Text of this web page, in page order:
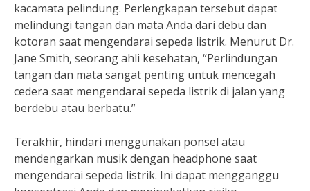
kacamata pelindung. Perlengkapan tersebut dapat
melindungi tangan dan mata Anda dari debu dan
kotoran saat mengendarai sepeda listrik. Menurut Dr.
Jane Smith, seorang ahli kesehatan, “Perlindungan
tangan dan mata sangat penting untuk mencegah
cedera saat mengendarai sepeda listrik di jalan yang
berdebu atau berbatu.”
Terakhir, hindari menggunakan ponsel atau
mendengarkan musik dengan headphone saat
mengendarai sepeda listrik. Ini dapat mengganggu